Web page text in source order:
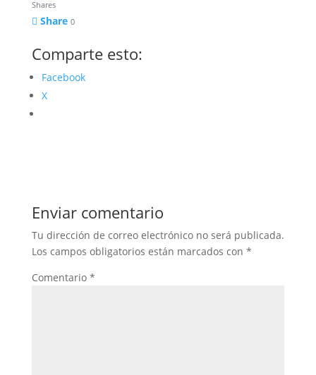
Shares
Share 0
Comparte esto:
Facebook
X
Enviar comentario
Tu dirección de correo electrónico no será publicada.
Los campos obligatorios están marcados con *
Comentario *